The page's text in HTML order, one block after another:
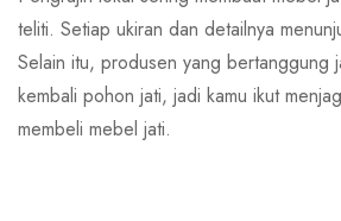
teliti. Setiap ukiran dan detailnya
Selain itu, produsen yang bertanggung
kembali pohon jati, jadi kamu ikut
membeli mebel jati.